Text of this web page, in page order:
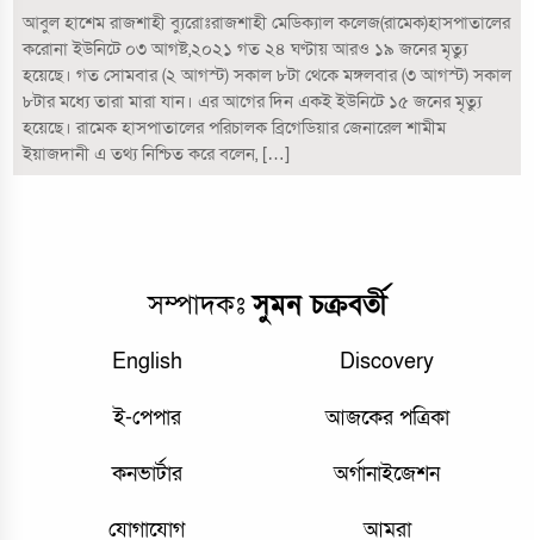
আবুল হাশেম রাজশাহী ব‍‍্যুরোঃরাজশাহী মেডিক‍্যাল কলেজ(রামেক)হাসপাতালের
করোনা ইউনিটে ০৩ আগষ্ট,২০২১ গত ২৪ ঘণ্টায় আরও ১৯ জনের মৃত্যু
হয়েছে। গত সোমবার (২ আগস্ট) সকাল ৮টা থেকে মঙ্গলবার (৩ আগস্ট) সকাল
৮টার মধ্যে তারা মারা যান। এর আগের দিন একই ইউনিটে ১৫ জনের মৃত্যু
হয়েছে। রামেক হাসপাতালের পরিচালক ব্রিগেডিয়ার জেনারেল শামীম
ইয়াজদানী এ তথ্য নিশ্চিত করে বলেন, […]
সম্পাদকঃসুমন চক্রবর্তী
English Discovery
ই-পেপার আজকের পত্রিকা
কনভার্টার অর্গানাইজেশন
যোগাযোগ আমরা